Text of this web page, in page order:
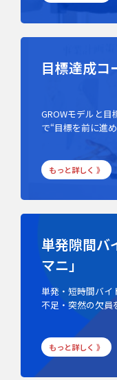
目標達成コ
GROWモデルと
で“目標を前に進
もっと詳しく 》
単発隙間バ
マニ」
単発・短時間バイ
不足・突然の欠員
もっと詳しく 》